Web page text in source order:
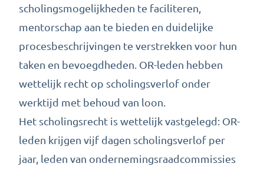
scholingsmogelijkheden te faciliteren,
mentorschap aan te bieden en duidelijke
procesbeschrijvingen te verstrekken voor hun
taken en bevoegdheden. OR-leden hebben
wettelijk recht op scholingsverlof onder
werktijd met behoud van loon.
Het scholingsrecht is wettelijk vastgelegd: OR-
leden krijgen vijf dagen scholingsverlof per
jaar, leden van ondernemingsraadcommissies